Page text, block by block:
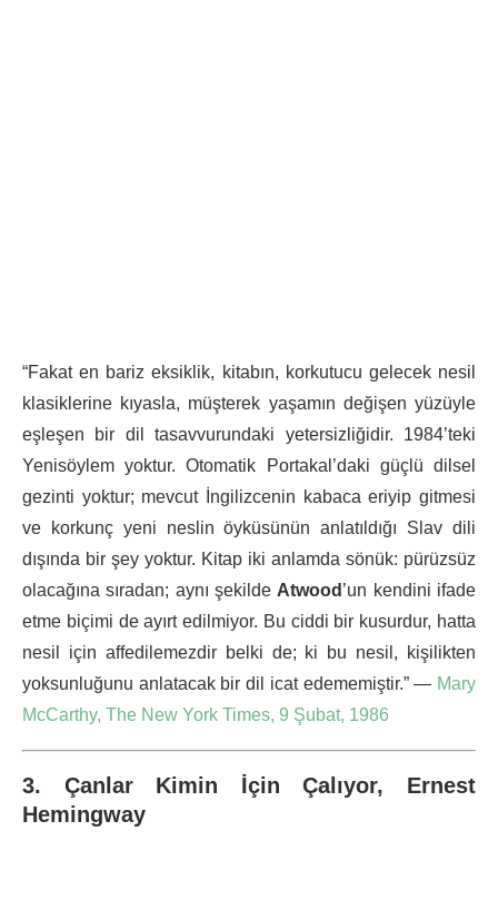
“Fakat en bariz eksiklik, kitabın, korkutucu gelecek nesil
klasiklerine kıyasla, müşterek yaşamın değişen yüzüyle
eşleşen bir dil tasavvurundaki yetersizliğidir. 1984’teki
Yenisöylem yoktur. Otomatik Portakal’daki güçlü dilsel
gezinti yoktur; mevcut İngilizcenin kabaca eriyip gitmesi
ve korkunç yeni neslin öyküsünün anlatıldığı Slav dili
dışında bir şey yoktur. Kitap iki anlamda sönük: pürüzsüz
olacağına sıradan; aynı şekilde Atwood ’un kendini ifade
etme biçimi de ayırt edilmiyor. Bu ciddi bir kusurdur, hatta
nesil için affedilemezdir belki de; ki bu nesil, kişilikten
yoksunluğunu anlatacak bir dil icat edememiştir.” — Mary
McCarthy, The New York Times, 9 Şubat, 1986
3. Çanlar Kimin İçin Çalıyor, Ernest
Hemingway